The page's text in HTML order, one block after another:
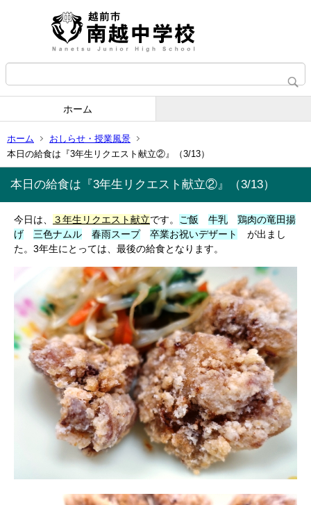
ホーム
ホーム
おしらせ・授業風景
本日の給食は『3年生リクエスト献立②』（3/13）
本日の給食は『3年生リクエスト献立②』（3/13）
今日は、 ３年生リクエスト献立です。 ご飯 牛乳
鶏肉の竜田揚
げ
三色ナムル 春雨スープ 卒業お祝いデザート
が出まし
た。3年生にとっては、最後の給食となります。